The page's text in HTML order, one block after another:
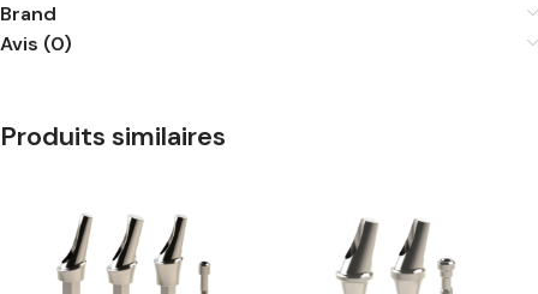
Brand
Avis (0)
Produits similaires